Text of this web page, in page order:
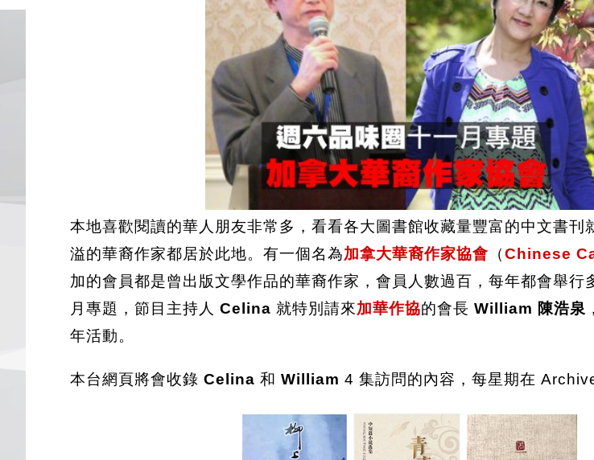
本地喜歡閱讀的華人朋友非常多，看看各大圖書館收藏量豐富的中文書
溢的華裔作家都居於此地。有一個名為加拿大華裔作家協會 （Chinese
加的會員都是曾出版文學作品的華裔作家，會員人數過百，每年都會舉行
月專題，節目主持人 Celina 就特別請來加華作協的會長 William 陳浩泉
年活動。
本台網頁將會收錄 Celina 和 William 4 集訪問的內容，每星期在